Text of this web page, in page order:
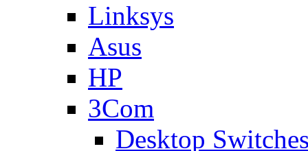
Linksys
Asus
HP
3Com
Desktop